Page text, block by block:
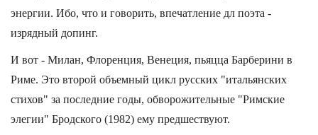
энергии. Ибо, что и говорить, впечатление дл поэта -
изрядный допинг.
И вот - Милан, Флоренция, Венеция, пьяцца Барберини в
Риме. Это второй объемный цикл русских "итальянских
стихов" за последние годы, обворожительные "Римские
элегии" Бродского (1982) ему предшествуют.